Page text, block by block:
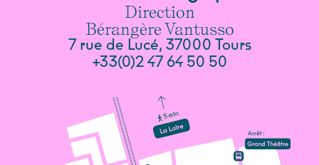
Direction
Bérangère Vantusso
7 rue de Lucé, 37000 Tours
+33(0)2 47 64 50 50